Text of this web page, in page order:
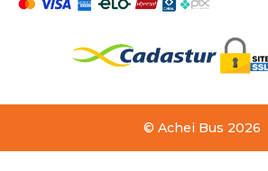
© Achei Bus 2026